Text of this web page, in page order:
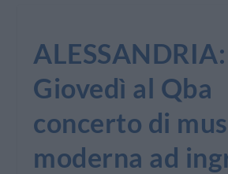
ALESSANDRIA:
Giovedì al Qba
concerto di
moderna ad